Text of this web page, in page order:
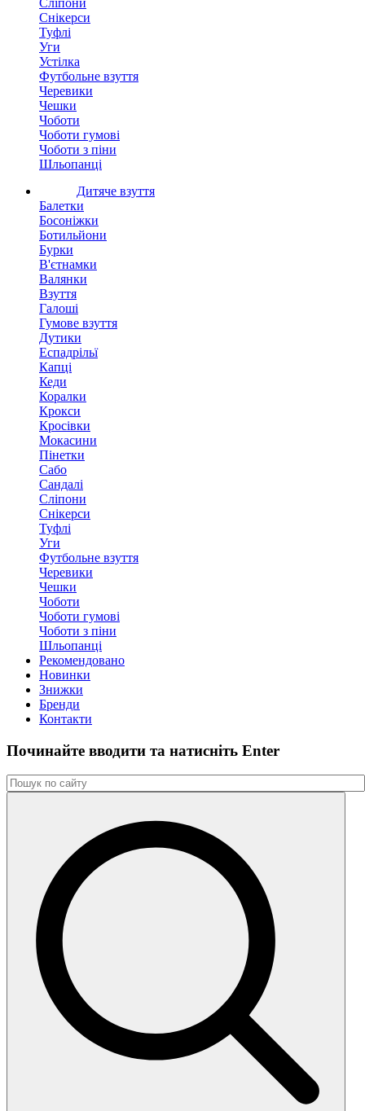
Сліпони
Снікерси
Туфлі
Уги
Устілка
Футбольне взуття
Черевики
Чешки
Чоботи
Чоботи гумові
Чоботи з піни
Шльопанці
Дитяче взуття
Балетки
Босоніжки
Ботильйони
Бурки
В'єтнамки
Валянки
Взуття
Галоші
Гумове взуття
Дутики
Еспадрільї
Капці
Кеди
Коралки
Крокси
Кросівки
Мокасини
Пінетки
Сабо
Сандалі
Сліпони
Снікерси
Туфлі
Уги
Футбольне взуття
Черевики
Чешки
Чоботи
Чоботи гумові
Чоботи з піни
Шльопанці
Рекомендовано
Новинки
Знижки
Бренди
Контакти
Починайте вводити та натиснiть Enter